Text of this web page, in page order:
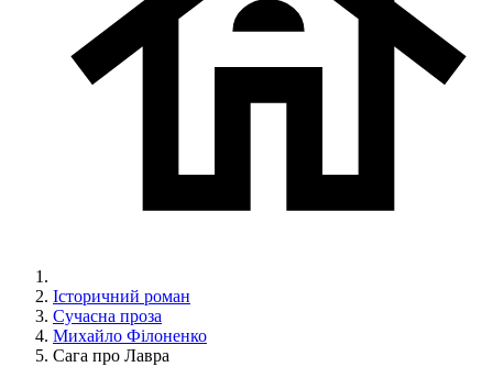
Історичний роман
Сучасна проза
Михайло Філоненко
Сага про Лавра